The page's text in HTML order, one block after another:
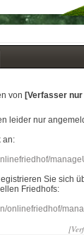
von [Verfasser
leider nur
an:
Sie sich
Friedhofs:
onlinefriedhof/